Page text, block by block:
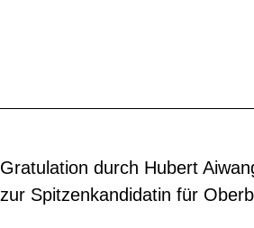
Gratulation durch Hubert
zur Spitzenkandidatin für